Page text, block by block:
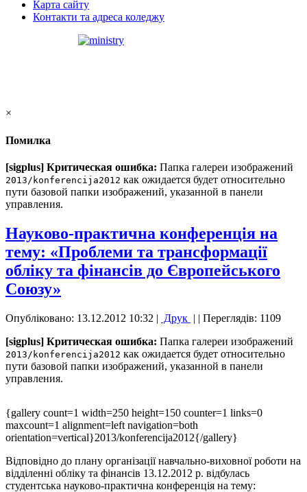
Карта сайту
Контакти та адреса коледжу
×
Помилка
[sigplus] Критическая ошибка: Папка галереи изображений
2013/konferencija2012 как ожидается будет относительно
пути базовой папки изображений, указанной в панели
управления.
Науково-практична конференція на
тему: «Проблеми та трансформації
обліку та фінансів до Європейського
Союзу»
Опубліковано: 13.12.2012 10:32 | Друк | | Переглядів: 1109
[sigplus] Критическая ошибка: Папка галереи изображений
2013/konferencija2012 как ожидается будет относительно
пути базовой папки изображений, указанной в панели
управления.
{gallery count=1 width=250 height=150 counter=1 links=0
maxcount=1 alignment=left navigation=both
orientation=vertical}2013/konferencija2012{/gallery}
Відповідно до плану організації навчально-виховної роботи на
відділенні обліку та фінансів 13.12.2012 р. відбулась
студентська науково-практична конференція на тему: